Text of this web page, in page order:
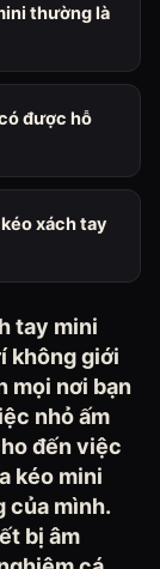
thường là
được hỗ
xách tay
tay mini
không giới
mọi nơi bạn
nhỏ ấm
đến việc
kéo mini
của mình.
bị âm